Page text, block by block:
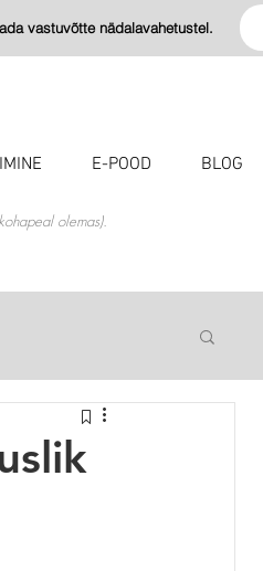
vastuvõtte nädalavahetustel.
E-POOD BLOG
olemas).